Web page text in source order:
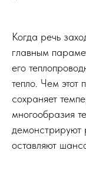
Когда речь
главным
его
тепло. Чем этот
сохраняет
многообразия
демонстрируют
оставляют